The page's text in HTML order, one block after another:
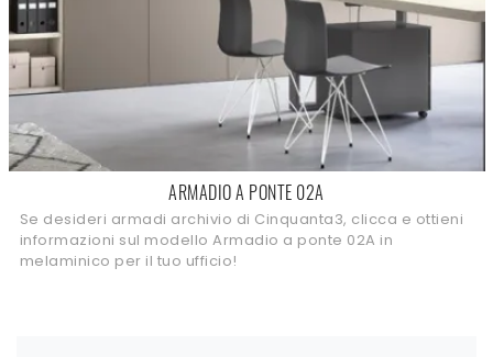
ARMADIO A PONTE 02A
Se desideri armadi archivio di Cinquanta3, clicca e ottieni
informazioni sul modello Armadio a ponte 02A in
melaminico per il tuo ufficio!